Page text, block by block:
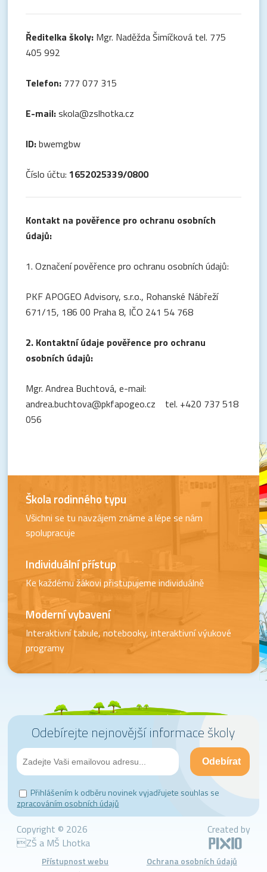
Ředitelka školy: Mgr. Naděžda Šimíčková tel. 775
405 992
Telefon: 777 077 315
E-mail:skola@zslhotka.cz
ID:bwemgbw
Číslo účtu: 1652025339/0800
Kontakt na pověřence pro ochranu osobních
údajů:
1. Označení pověřence pro ochranu osobních údajů:
PKF APOGEO Advisory, s.r.o., Rohanské Nábřeží
671/15, 186 00 Praha 8, IČO 241 54 768
2. Kontaktní údaje pověřence pro ochranu
osobních údajů:
Mgr. Andrea Buchtová, e-mail:
andrea.buchtova@pkfapogeo.cz tel. +420 737 518
056
Škola rodinného typu
Všichni se tu navzájem známe a lépe se nám
spolupracuje
Individuální přístup
Ke každému žákovi přistupujeme individuálně
Moderní vybavení
Interaktivní tabule, notebooky, interaktivní výukové
programy
Odebírejte nejnovější informace školy
Přihlášením k odběru novinek vyjadřujete souhlas se
zpracováním osobních údajů
Copyright © 2026
ZŠ a MŠ Lhotka
Created by
Přístupnost webu
Ochrana osobních údajů